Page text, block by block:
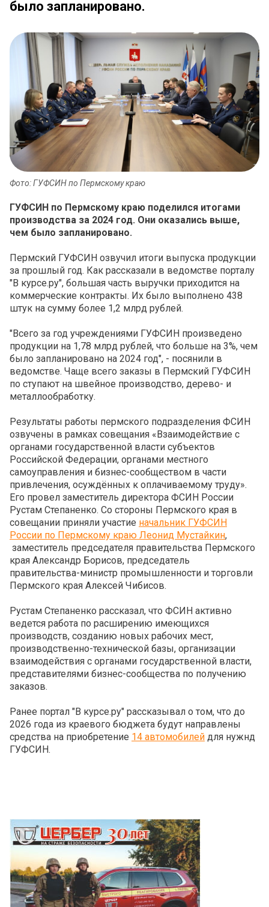
было запланировано.
Фото: ГУФСИН по Пермскому краю
ГУФСИН по Пермскому краю поделился итогами
производства за 2024 год. Они оказались выше,
чем было запланировано.
Пермский ГУФСИН озвучил итоги выпуска продукции
за прошлый год. Как рассказали в ведомстве порталу
"В курсе.ру", большая часть выручки приходится на
коммерческие контракты. Их было выполнено 438
штук на сумму более 1,2 млрд рублей.
"Всего за год учреждениями ГУФСИН произведено
продукции на 1,78 млрд рублей, что больше на 3%, чем
было запланировано на 2024 год", - посянили в
ведомстве. Чаще всего заказы в Пермский ГУФСИН
по ступают на швейное производство, дерево- и
металлообработку.
Результаты работы пермского подразделения ФСИН
озвучены в рамках совещания «Взаимодействие с
органами государственной власти субъектов
Российской Федерации, органами местного
самоуправления и бизнес-сообществом в части
привлечения, осуждённых к оплачиваемому труду».
Его провел заместитель директора ФСИН России
Рустам Степаненко. Со стороны Пермского края в
совещании приняли участие начальник ГУФСИН
России по Пермскому краю Леонид Мустайкин,
заместитель председателя правительства Пермского
края Александр Борисов, председатель
правительства-министр промышленности и торговли
Пермского края Алексей Чибисов.
Рустам Степаненко рассказал, что ФСИН активно
ведется работа по расширению имеющихся
производств, созданию новых рабочих мест,
производственно-технической базы, организации
взаимодействия с органами государственной власти,
представителями бизнес-сообщества по получению
заказов.
Ранее портал "В курсе.ру" рассказывал о том, что до
2026 года из краевого бюджета будут направлены
средства на приобретение 14 автомобилей для нужнд
ГУФСИН.